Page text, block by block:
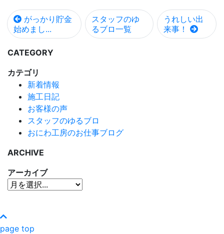
がっかり貯金
始めまし...
スタッフのゆ
るブロ一覧
うれしい出
来事！
CATEGORY
カテゴリ
新着情報
施工日記
お客様の声
スタッフのゆるブロ
おにわ工房のお仕事ブログ
ARCHIVE
アーカイブ
page top